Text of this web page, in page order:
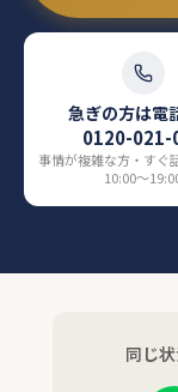
急ぎの方は電
0120-021-
事情が複雑な方・すぐ
10:00〜
同じ